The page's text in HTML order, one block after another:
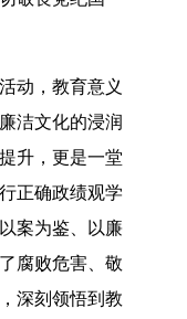
动，教育意义
洁文化的浸润
升，更是一堂
正确政绩观学
案为鉴、以廉
腐败危害、敬
深刻领悟到教